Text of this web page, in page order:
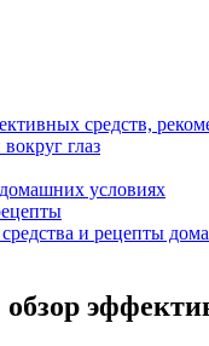
средств,
глаз
условиях
и рецепты